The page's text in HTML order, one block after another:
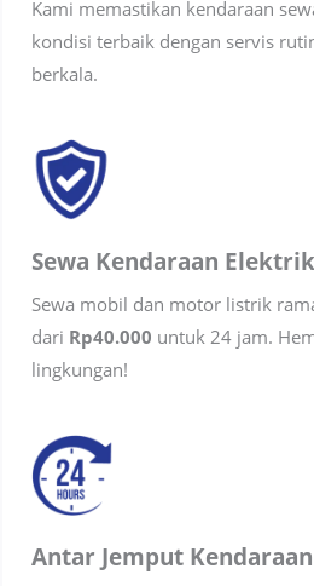
Kami memastikan kendaraan
kondisi terbaik dengan servis
berkala.
Sewa Kendaraan
Sewa mobil dan motor listrik
dari Rp40.000 untuk 24 jam.
lingkungan!
Antar Jemput Kendaraan